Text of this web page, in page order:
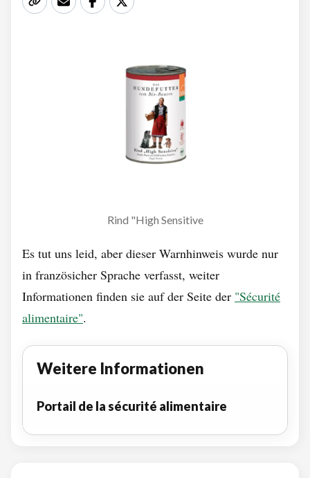
Rind "High Sensitive
Es tut uns leid, aber dieser Warnhinweis wurde nur
in französicher Sprache verfasst, weiter
Informationen finden sie auf der Seite der "Sécurité
alimentaire".
Weitere Informationen
Portail de la sécurité alimentaire